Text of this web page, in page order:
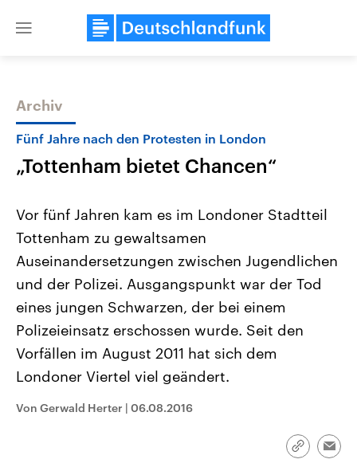
Close
Themen
Landtagswahl Sachsen-Anhalt
2026
Alle Informationen
Sachsen-Anhalt wählt am 6.
September 2026 einen neuen
Bundesland von einer Koalition aus
Umfragen, Prognosen,
und Hintergründe zu den Parteien
und Kandidaten der anstehenden
USA
Aktuelle Beiträge,
Hintergründe
Wirtschaftlich und
gehören die Vereinigten
mit großem Einfluss auf
Sendungen Programm
Archiv
Fünf Jahre nach den Protesten in London
„Tottenham bietet Chancen“
Vor fünf Jahren kam es im Londoner Stadtteil
Tottenham zu gewaltsamen
Auseinandersetzungen zwischen Jugendlichen
und der Polizei. Ausgangspunkt war der Tod
eines jungen Schwarzen, der bei einem
Polizeieinsatz erschossen wurde. Seit den
Vorfällen im August 2011 hat sich dem
Londoner Viertel viel geändert.
Von Gerwald Herter | 06.08.2016
Link